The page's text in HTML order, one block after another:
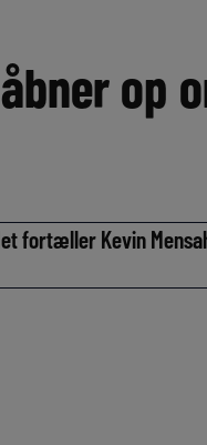
op
fortæller Kevin